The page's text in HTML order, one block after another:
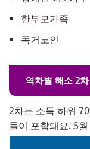
한부모가족
독거노인
역차별 해소 2
2차는 소득 하위
들이 포함돼요. 5